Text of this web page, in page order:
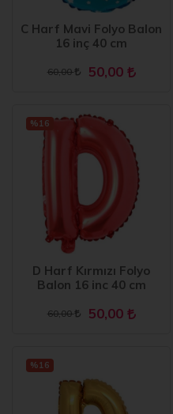
C Harf Mavi Folyo Balon
16 inç 40 cm
60,00 50,00
D Harf Kırmızı Folyo
Balon 16 inc 40 cm
60,00 50,00
%16
%16